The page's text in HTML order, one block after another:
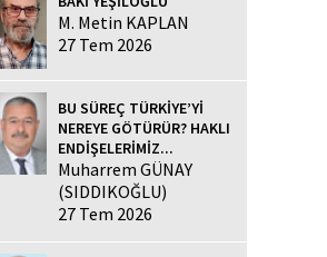
M. Metin KAPLAN
27 Tem 2026
BU SÜREÇ TÜRKİYE’Yİ
NEREYE GÖTÜRÜR? HAKLI
ENDİŞELERİMİZ...
Muharrem GÜNAY
(SIDDIKOĞLU)
27 Tem 2026